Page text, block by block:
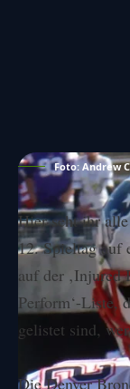
Foto: Andrew
Hier seht ihr
12. Spieltag auf
auf der ‚Injured
Perform‘-Liste,
gelistet sind,
DieDenver